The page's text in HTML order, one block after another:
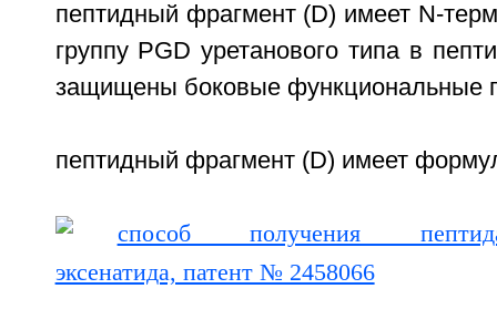
пептидный фрагмент (D) имеет N-
группу PGD уретанового типа в
защищены боковые функциональные
пептидный фрагмент (D) имеет